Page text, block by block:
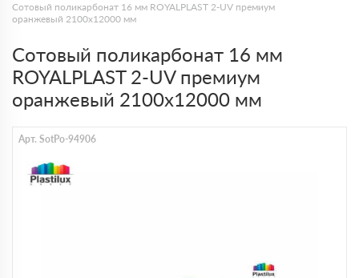
Сотовый поликарбонат 16 мм ROYALPLAST 2-UV премиум
оранжевый 2100х12000 мм
Сотовый поликарбонат 16 мм
ROYALPLAST 2-UV премиум
оранжевый 2100х12000 мм
Арт. SotPo-94906